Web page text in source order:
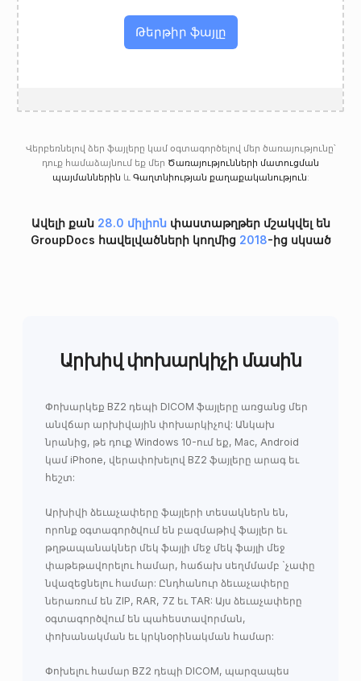
Թերթիր ֆայլը
Վերբեռնելով ձեր ֆայլերը կամ օգտագործելով մեր ծառայությունը՝
դուք համաձայնում եք մեր Ծառայությունների մատուցման
պայմաններին և Գաղտնիության քաղաքականություն:
Ավելի քան 28.0 միլիոնփաստաթղթեր մշակվել են
GroupDocs հավելվածների կողմից 2018-ից սկսած
Արխիվ փոխարկիչի մասին
Փոխարկեք BZ2 դեպի DICOM ֆայլերը առցանց մեր
անվճար արխիվային փոխարկիչով: Անկախ
նրանից, թե դուք Windows 10-ում եք, Mac, Android
կամ iPhone, վերափոխելով BZ2 ֆայլերը արագ եւ
հեշտ:
Արխիվի ձեւաչափերը ֆայլերի տեսակներն են,
որոնք օգտագործվում են բազմաթիվ ֆայլեր եւ
թղթապանակներ մեկ ֆայլի մեջ մեկ ֆայլի մեջ
փաթեթավորելու համար, հաճախ սեղմմամբ `չափը
նվազեցնելու համար: Ընդհանուր ձեւաչափերը
ներառում են ZIP, RAR, 7Z եւ TAR: Այս ձեւաչափերը
օգտագործվում են պահեստավորման,
փոխանակման եւ կրկնօրինակման համար:
Փոխելու համար BZ2 դեպի DICOM, պարզապես